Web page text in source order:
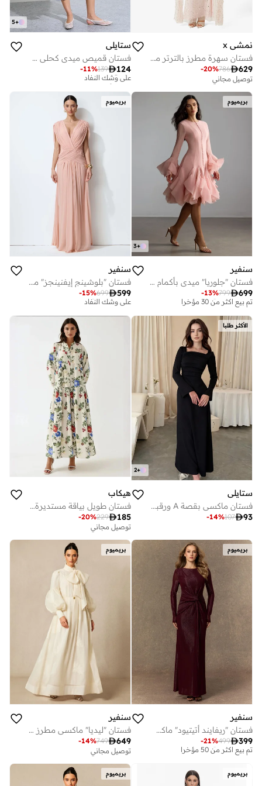
نمشي x
فستان سهرة مطرز بالترتر مع كاب
629
786
-20%
توصيل مجاني
+
5
ستايلي
فستان قميص ميدي كحلي مخطط
124
139
-11%
تم بيع أكثر من 10 مؤخرا
على وشك النفاد
على وشك النفاد
بريميوم
+
3
سنفير
فستان "جلوريا" ميدي بأكمام طويلة وحافة واسعة
699
799
-13%
توصيل مجاني
توصيل مجاني
تم بيع أكثر من 30 مؤخرا
بريميوم
سنفير
فستان "بلوشينج إيفنينجز" ماكسي باللون الوردي بياقة V عميقة وتصميم منسدل بظهر متدلي
599
699
-15%
توصيل مجاني
الأكثر طلبا
+
2
ستايلي
فستان ماكسي بقصة A ورقبة مربعة - أسود
93
107
-14%
هيكاب
فستان طويل بياقة مستديرة بنقشة زهور وملمس كتان
185
229
-20%
توصيل مجاني
بريميوم
سنفير
فستان "ريفايند أتيتيود" ماكسي باللون العنابي بتصميم عقدة ملتوية
399
499
-21%
توصيل مجاني
تم بيع أكثر من 50 مؤخرا
بريميوم
سنفير
فستان "ليديا" ماكسي مطرز بالزهور وبرباط على العنق
649
749
-14%
توصيل مجاني
بريميوم بريميوم